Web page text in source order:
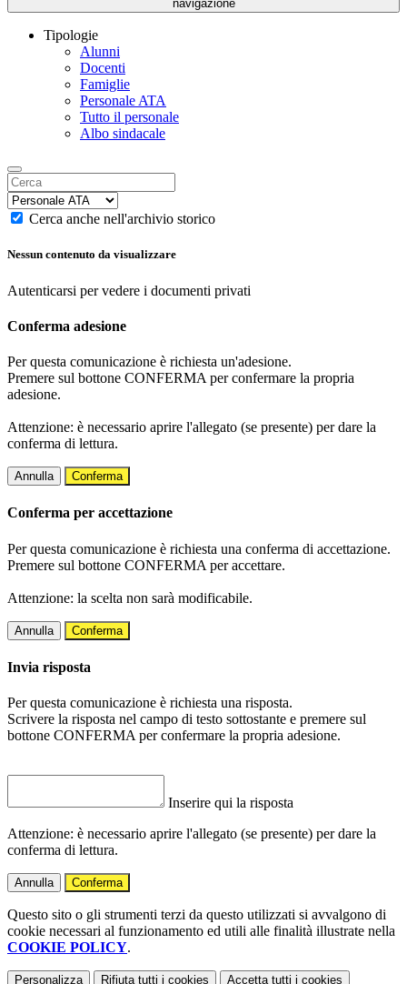
navigazione
Tipologie
Alunni
Docenti
Famiglie
Personale ATA
Tutto il personale
Albo sindacale
Cerca anche nell'archivio storico
Nessun contenuto da visualizzare
Autenticarsi per vedere i documenti privati
Conferma adesione
Per questa comunicazione è richiesta un'adesione.
Premere sul bottone CONFERMA per confermare la propria
adesione.
Attenzione: è necessario aprire l'allegato (se presente) per dare la
conferma di lettura.
Annulla Conferma
Conferma per accettazione
Per questa comunicazione è richiesta una conferma di accettazione.
Premere sul bottone CONFERMA per accettare.
Attenzione: la scelta non sarà modificabile.
Annulla Conferma
Invia risposta
Per questa comunicazione è richiesta una risposta.
Scrivere la risposta nel campo di testo sottostante e premere sul
bottone CONFERMA per confermare la propria adesione.
Inserire qui la risposta
Attenzione: è necessario aprire l'allegato (se presente) per dare la
conferma di lettura.
Annulla Conferma
Questo sito o gli strumenti terzi da questo utilizzati si avvalgono di
cookie necessari al funzionamento ed utili alle finalità illustrate nella
COOKIE POLICY.
Personalizza Rifiuta tutti i cookies Accetta tutti i cookies